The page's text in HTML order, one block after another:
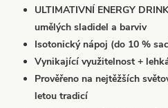
ULTIMATIVNÍ ENERGY
umělých sladidel a barviv
Isotonický nápoj (do 10 %
Vynikající využitelnost +
Prověřeno na nejtěžších
letou tradicí